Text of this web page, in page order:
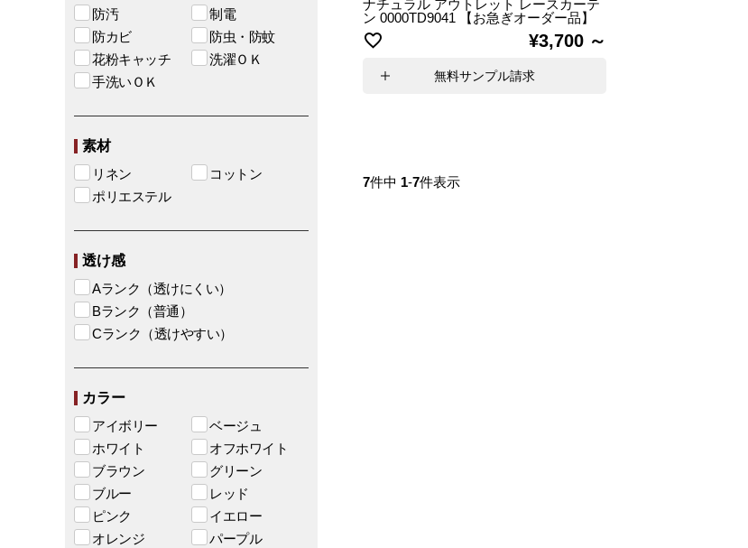
防汚
制電
防カビ
防虫・防蚊
花粉キャッチ
洗濯ＯＫ
手洗いＯＫ
素材
リネン
コットン
ポリエステル
透け感
Aランク（透けにくい）
Bランク（普通）
Cランク（透けやすい）
カラー
アイボリー
ベージュ
ホワイト
オフホワイト
ブラウン
グリーン
ブルー
レッド
ピンク
イエロー
オレンジ
パープル
ナチュラル アウトレット レースカーテ
ン 0000TD9041 【お急ぎオーダー品】
¥3,700
無料サンプル請求
7件中 1-7件表示